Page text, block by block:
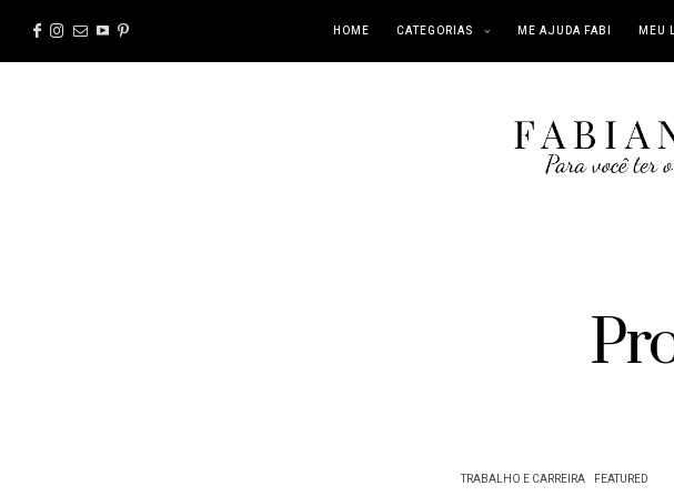
HOME CATEGORIAS ME AJUDA FABI MEU
TRABALHO E CARREIRA FEATURED